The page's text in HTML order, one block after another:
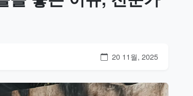
20 11월, 2025